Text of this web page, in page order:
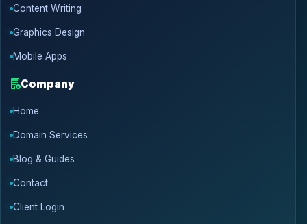
Content Writing
Graphics Design
Mobile Apps
Company
Home
Domain Services
Blog & Guides
Contact
Client Login